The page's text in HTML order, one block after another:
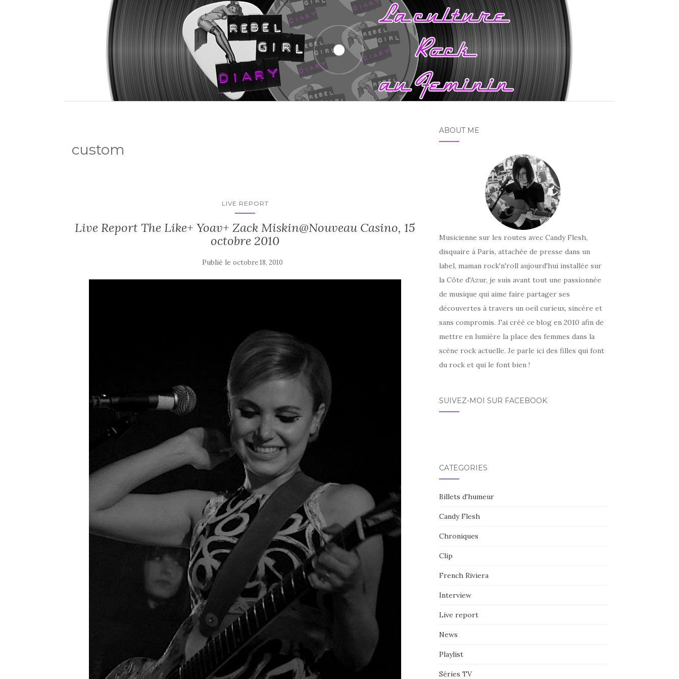
custom
LIVE REPORT
Live Report The Like+ Yoav+ Zack Miskin@Nouveau Casino, 15
octobre 2010
Publié leoctobre 18, 2010
ABOUT ME
Musicienne sur les routes avec Candy Flesh,
disquaire à Paris, attachée de presse dans un
label, maman rock'n'roll aujourd'hui installée sur
la Côte d'Azur, je suis avant tout une passionnée
de musique qui aime faire partager ses
découvertes à travers un oeil curieux, sincère et
sans compromis. J'ai créé ce blog en 2010 afin de
mettre en lumière la place des femmes dans la
scène rock actuelle. Je parle ici des filles qui font
du rock et qui le font bien !
SUIVEZ-MOI SUR FACEBOOK
CATÉGORIES
Billets d'humeur
Candy Flesh
Chroniques
Clip
French Riviera
Interview
Live report
News
Playlist
Séries TV